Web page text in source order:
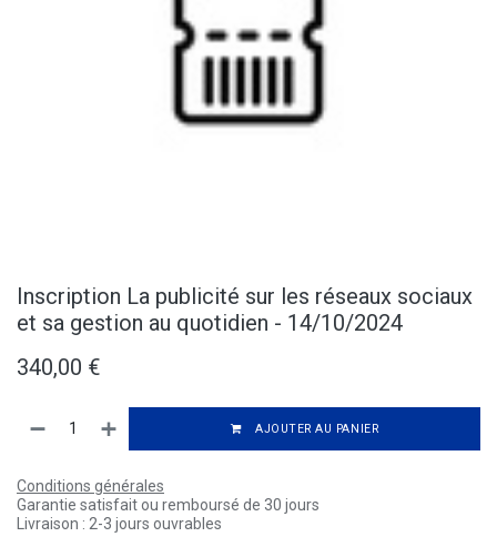
Inscription La publicité sur les réseaux sociaux
et sa gestion au quotidien - 14/10/2024
340,00 €
AJOUTER AU PANIER
Conditions générales
Garantie satisfait ou remboursé de 30 jours
Livraison : 2-3 jours ouvrables